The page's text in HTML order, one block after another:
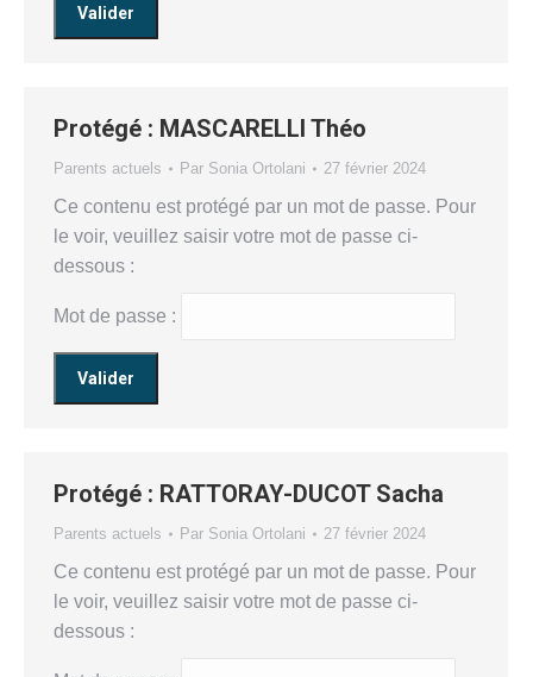
Protégé : MASCARELLI Théo
Parents actuels Par Sonia Ortolani 27 février 2024
Ce contenu est protégé par un mot de passe. Pour
le voir, veuillez saisir votre mot de passe ci-
dessous :
Mot de passe :
Protégé : RATTORAY-DUCOT Sacha
Parents actuels Par Sonia Ortolani 27 février 2024
Ce contenu est protégé par un mot de passe. Pour
le voir, veuillez saisir votre mot de passe ci-
dessous :